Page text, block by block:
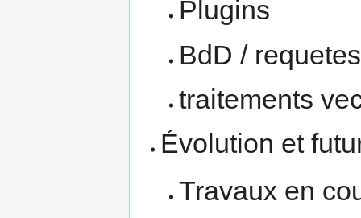
Plugins
BdD / requetes
traitements
Évolution et
Travaux en